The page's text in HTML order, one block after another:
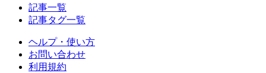
記事一覧
記事タグ一覧
ヘルプ・使い方
お問い合わせ
利用規約